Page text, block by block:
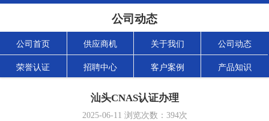
公司动态
公司首页 供应商机 关于我们 公司动态
荣誉认证 招聘中心 客户案例 产品知识
汕头CNAS认证办理
2025-06-11 浏览次数： 394次